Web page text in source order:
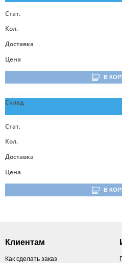
Стат.
Кол.
Доставка
Цена
В
Склад
Стат.
Кол.
Доставка
Цена
В
Клиентам
Как сделать заказ